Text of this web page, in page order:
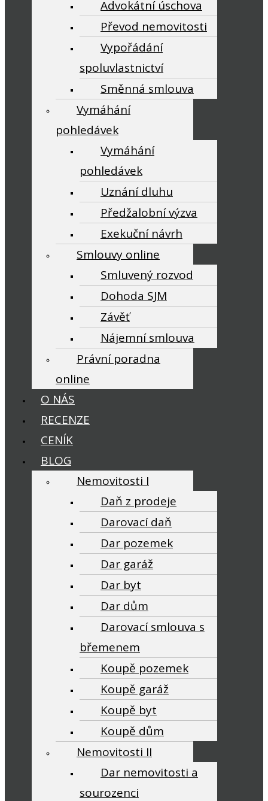
Advokátní úschova
Převod nemovitosti
Vypořádání
spoluvlastnictví
Směnná smlouva
Vymáhání
pohledávek
Vymáhání
pohledávek
Uznání dluhu
Předžalobní výzva
Exekuční návrh
Smlouvy online
Smluvený rozvod
Dohoda SJM
Závěť
Nájemní smlouva
Právní poradna
online
O NÁS
RECENZE
CENÍK
BLOG
Nemovitosti I
Daň z prodeje
Darovací daň
Dar pozemek
Dar garáž
Dar byt
Dar dům
Darovací smlouva s
břemenem
Koupě pozemek
Koupě garáž
Koupě byt
Koupě dům
Nemovitosti II
Dar nemovitosti a
sourozenci